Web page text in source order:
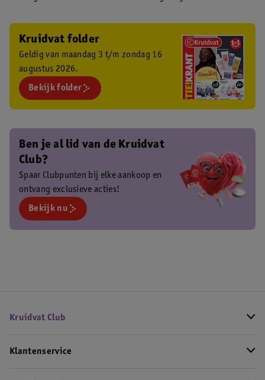
Kruidvat folder
Geldig van maandag 3 t/m zondag 16
augustus 2026.
Bekijk folder
Ben je al lid van de Kruidvat
Club?
Spaar Clubpunten bij elke aankoop en
ontvang exclusieve acties!
Bekijk nu
Kruidvat Club
Klantenservice